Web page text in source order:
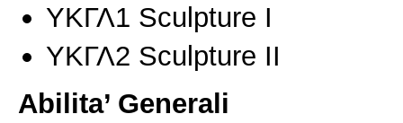
ΥΚΓΛ1 Sculpture I
ΥΚΓΛ2 Sculpture II
Abilita’ Generali